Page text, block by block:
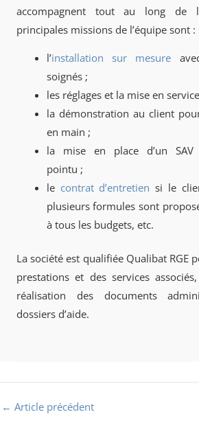
accompagnent tout au long de
principales missions de l’équipe sont :
l’installation sur mesure
soignés ;
les réglages et la mise en
la démonstration au client
en main ;
la mise en place d’un SAV
pointu ;
le contrat d’entretien si le
plusieurs formules sont
à tous les budgets, etc.
La société est qualifiée Qualibat RGE
prestations et des services
réalisation des documents
dossiers d’aide.
← Article précédent